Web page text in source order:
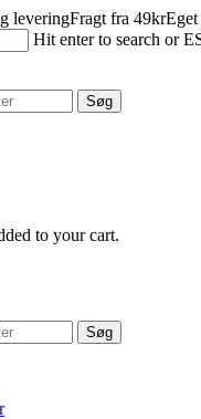
leveringFragt fra 49kr
Hit enter to search or
Søg
to your cart.
Søg